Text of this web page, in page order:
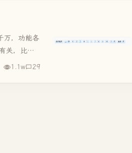
万，功能各
关，比如
1.1w 29